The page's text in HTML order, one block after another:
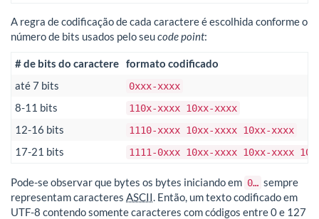
A regra de codificação de cada caractere é escolhida conforme o
número de bits usados pelo seucode point:
# de bits do caractere formato codificado
até 7 bits
0xxx-xxxx
8-11 bits 110x-xxxx 10xx-xxxx
12-16 bits 1110-xxxx 10xx-xxxx 10xx-xxxx
17-21 bits 1111-0xxx 10xx-xxxx 10xx-xxxx
Pode-se observar que bytes os bytes iniciando em 0… sempre
representam caracteres ASCII. Então, um texto codificado em
UTF-8 contendo somente caracteres com códigos entre 0 e 127